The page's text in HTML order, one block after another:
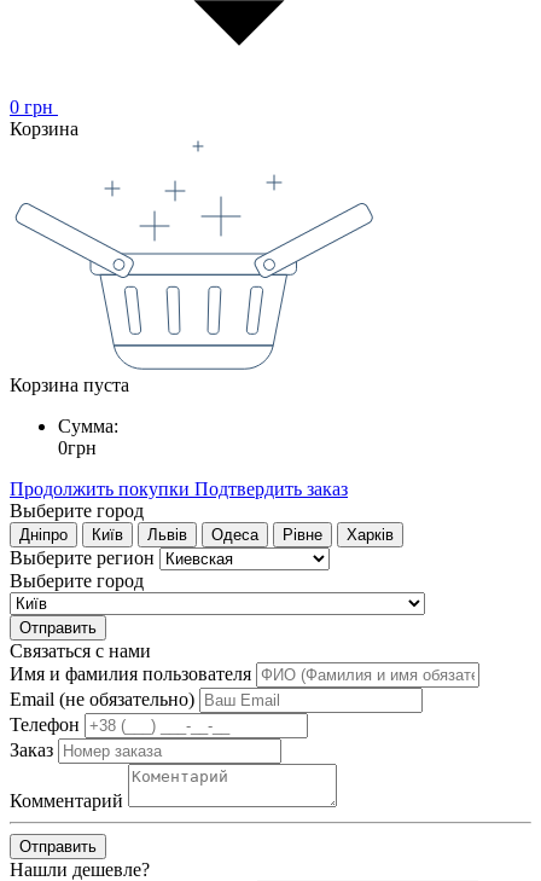
0 грн
Корзина
Корзина пуста
Сумма:
0грн
Продолжить покупки Подтвердить заказ
Выберите город
Дніпро Київ Львів Одеса Рівне Харків
Выберите регион
Выберите город
Отправить
Связаться с нами
Имя и фамилия пользователя
Email (не обязательно)
Телефон
Заказ
Комментарий
Отправить
Нашли дешевле?